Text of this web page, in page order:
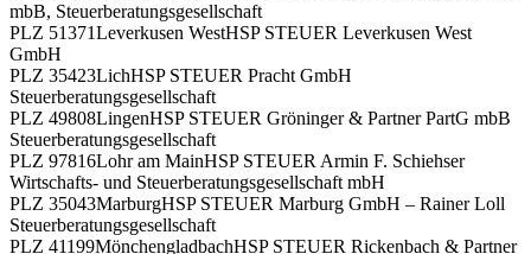
mbB, Steuerberatungsgesellschaft
PLZ 51371Leverkusen WestHSP STEUER Leverkusen West
GmbH
PLZ 35423LichHSP STEUER Pracht GmbH
Steuerberatungsgesellschaft
PLZ 49808LingenHSP STEUER Gröninger & Partner PartG mbB
Steuerberatungsgesellschaft
PLZ 97816Lohr am MainHSP STEUER Armin F. Schiehser
Wirtschafts- und Steuerberatungsgesellschaft mbH
PLZ 35043MarburgHSP STEUER Marburg GmbH – Rainer Loll
Steuerberatungsgesellschaft
PLZ 41199MönchengladbachHSP STEUER Rickenbach & Partner